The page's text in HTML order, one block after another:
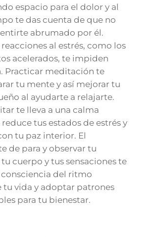
espacio para el dolor y al
te das cuenta de que no
abrumado por él.
reacciones al estrés, como los
acelerados, te impiden
Practicar meditación te
tu mente y así mejorar tu
al ayudarte a relajarte.
te lleva a una calma
tus estados de estrés y
tu paz interior. El
de para y observar tu
cuerpo y tus sensaciones te
del ritmo
tu vida y adoptar patrones
para tu bienestar.